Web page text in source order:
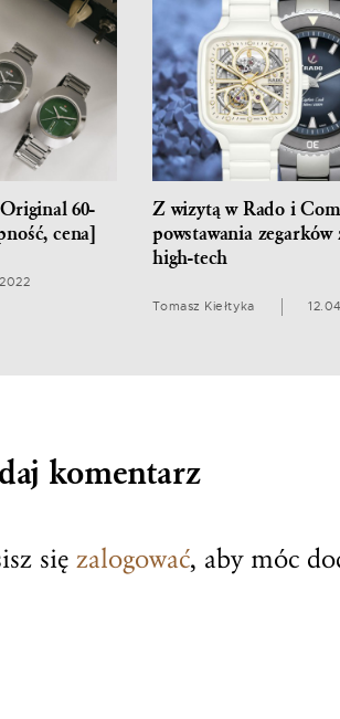
60-
cena]
Z wizytą w Rado i
powstawania
high-tech
Tomasz Kiełtyka
komentarz
się zalogować, aby móc